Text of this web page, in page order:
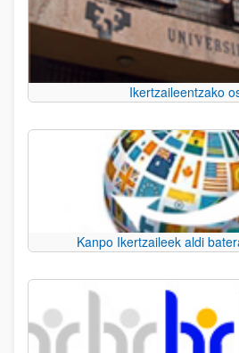
Ikertzaileentzako
Kanpo Ikertzaileek aldi